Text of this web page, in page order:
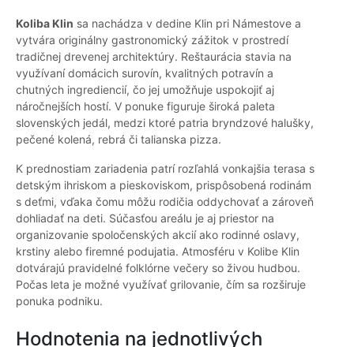
Koliba Klin sa nachádza v dedine Klin pri Námestove a
vytvára originálny gastronomický zážitok v prostredí
tradičnej drevenej architektúry. Reštaurácia stavia na
využívaní domácich surovín, kvalitných potravín a
chutných ingrediencií, čo jej umožňuje uspokojiť aj
náročnejších hostí. V ponuke figuruje široká paleta
slovenských jedál, medzi ktoré patria bryndzové halušky,
pečené kolená, rebrá či talianska pizza.
K prednostiam zariadenia patrí rozľahlá vonkajšia terasa s
detským ihriskom a pieskoviskom, prispôsobená rodinám
s deťmi, vďaka čomu môžu rodičia oddychovať a zároveň
dohliadať na deti. Súčasťou areálu je aj priestor na
organizovanie spoločenských akcií ako rodinné oslavy,
krstiny alebo firemné podujatia. Atmosféru v Kolibe Klin
dotvárajú pravidelné folklórne večery so živou hudbou.
Počas leta je možné využívať grilovanie, čím sa rozširuje
ponuka podniku.
Hodnotenia na jednotlivých